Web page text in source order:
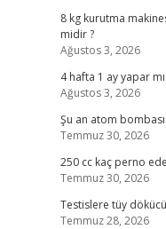
8 kg kurutma
midir ?
Ağustos 3, 2026
4 hafta 1 ay yapar mı
Ağustos 3, 2026
Şu an atom bombası
Temmuz 30, 2026
250 cc kaç perno
Temmuz 30, 2026
Testislere tüy
Temmuz 28, 2026